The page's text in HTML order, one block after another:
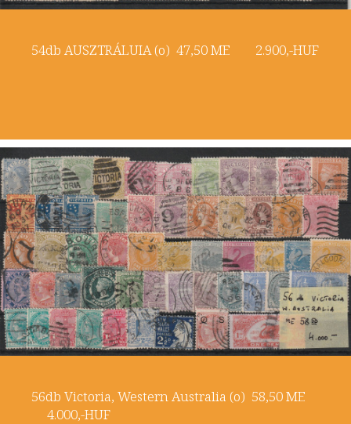
54db AUSZTRÁLUIA (o) 47,50 ME 2.900,-HUF
56db Victoria, Western Australia (o) 58,50 ME
4.000,-HUF